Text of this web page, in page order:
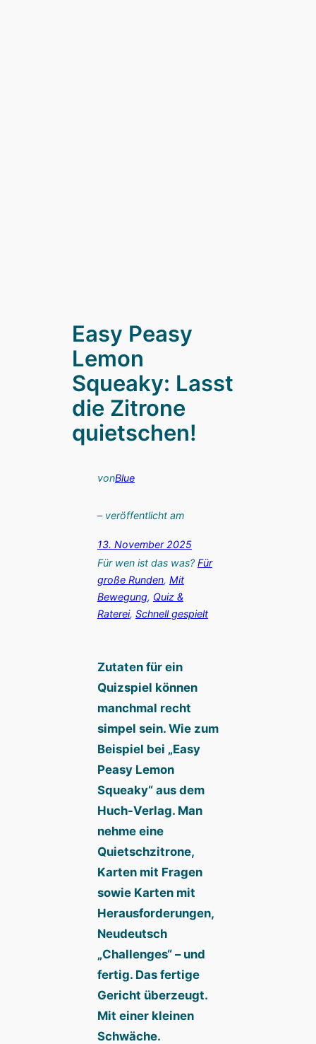
Easy Peasy
Lemon
Squeaky: Lasst
die Zitrone
quietschen!
vonBlue
– veröffentlicht am
13. November 2025
Für wen ist das was?Für
große Runden, Mit
Bewegung, Quiz &
Raterei, Schnell gespielt
Zutaten für ein
Quizspiel können
manchmal recht
simpel sein. Wie zum
Beispiel bei „Easy
Peasy Lemon
Squeaky“ aus dem
Huch-Verlag. Man
nehme eine
Quietschzitrone,
Karten mit Fragen
sowie Karten mit
Herausforderungen,
Neudeutsch
„Challenges“ – und
fertig. Das fertige
Gericht überzeugt.
Mit einer kleinen
Schwäche.